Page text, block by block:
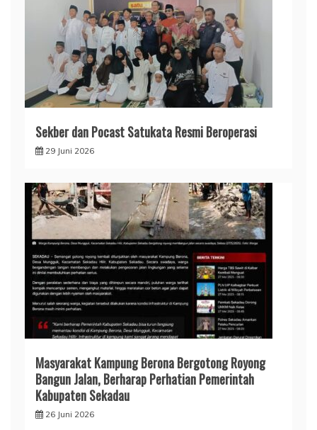
Sekber dan Pocast Satukata Resmi Beroperasi
29 Juni 2026
Masyarakat Kampung Berona Bergotong Royong
Bangun Jalan, Berharap Perhatian Pemerintah
Kabupaten Sekadau
26 Juni 2026